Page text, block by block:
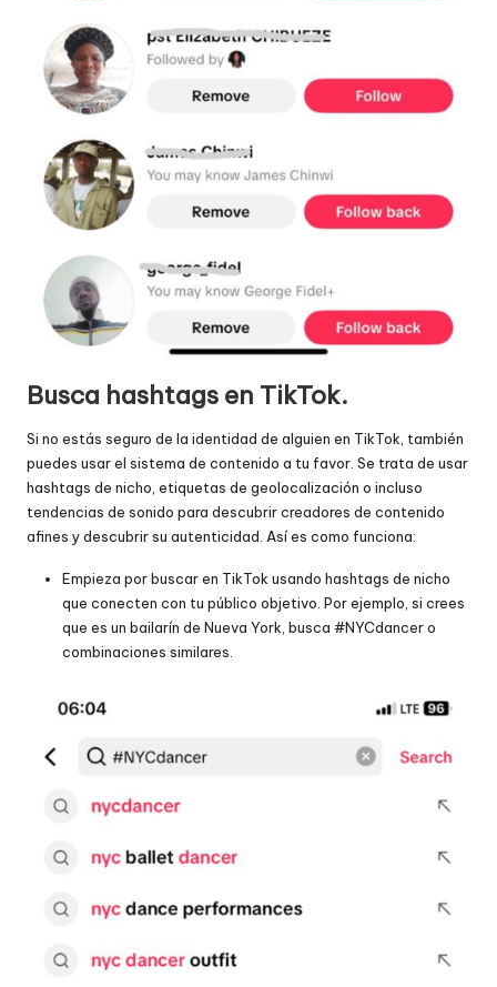
Busca hashtags en TikTok.
Si no estás seguro de la identidad de alguien en TikTok, también
puedes usar el sistema de contenido a tu favor. Se trata de usar
hashtags de nicho, etiquetas de geolocalización o incluso
tendencias de sonido para descubrir creadores de contenido
afines y descubrir su autenticidad. Así es como funciona:
Empieza por buscar en TikTok usando hashtags de nicho
que conecten con tu público objetivo. Por ejemplo, si crees
que es un bailarín de Nueva York, busca #NYCdancer o
combinaciones similares.